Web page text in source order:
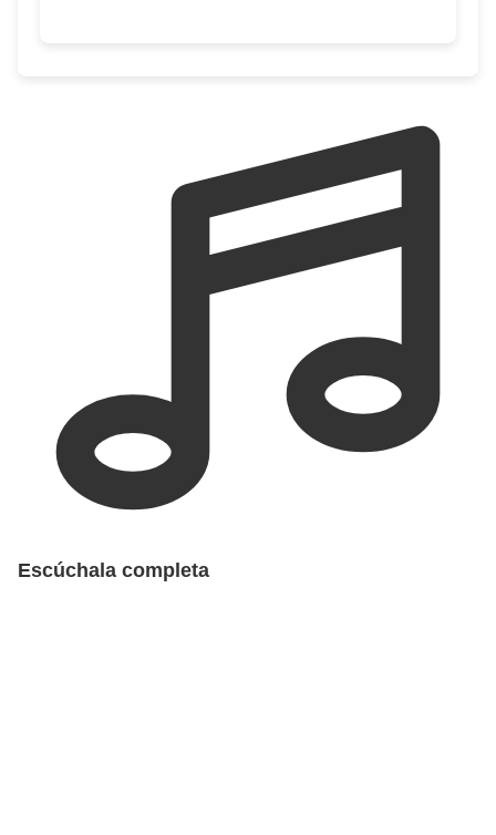
Escúchala completa